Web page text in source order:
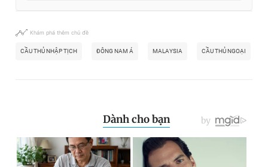
Khám phá thêm chủ đề
CẦU THỦ NHẬP TỊCH ĐÔNG NAM Á MALAYSIA CẦU THỦ NGOẠI